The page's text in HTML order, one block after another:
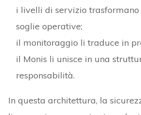
i livelli di servizio
soglie operative;
il monitoraggio li traduce in
il Monis li unisce in una
responsabilità.
In questa architettura, la